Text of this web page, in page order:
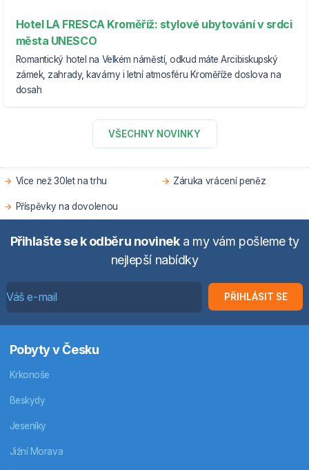
Hotel LA FRESCA Kroměříž: stylové ubytování v srdci
města UNESCO
Romantický hotel na Velkém náměstí, odkud máte Arcibiskupský
zámek, zahrady, kavárny i letní atmosféru Kroměříže doslova na
dosah
VŠECHNY NOVINKY
Více než 30let na trhu Záruka vrácení peněz
Příspěvky na dovolenou
Přihlašte se k odběru novineka my vám pošleme ty
nejlepší nabídky
PŘIHLÁSIT SE
Pobyty v Česku
Krkonoše
Beskydy
Jeseníky
Jižní Morava